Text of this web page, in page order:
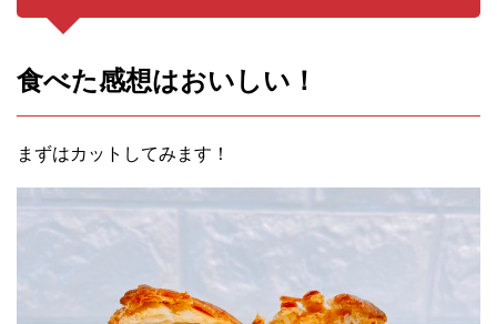
食べた感想はおいしい！
まずはカットしてみます！